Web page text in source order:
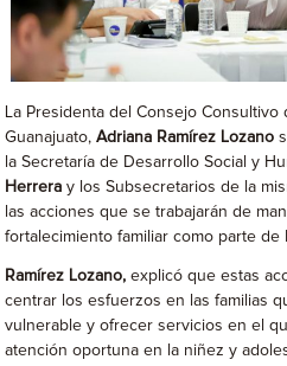
La Presidenta del Consejo Consultivo
Guanajuato,Adriana Ramírez Lozano
la Secretaría de Desarrollo Social y
Herrera y los Subsecretarios de la
las acciones que se trabajarán de
fortalecimiento familiar como parte de
Ramírez Lozano,explicó que estas
centrar los esfuerzos en las familias
vulnerable y ofrecer servicios en el
atención oportuna en la niñez y